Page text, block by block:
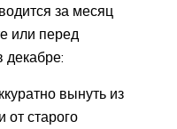
за месяц
или перед
вынуть из
от старого